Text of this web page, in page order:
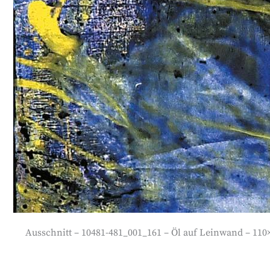
Ausschnitt – 10481-481_001_161 – Öl auf Leinwand –